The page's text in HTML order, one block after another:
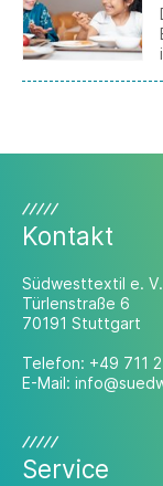
Kontakt
Südwesttextil e. V.
Türlenstraße 6
70191 Stuttgart
Telefon: +49 711
E-Mail:
Service